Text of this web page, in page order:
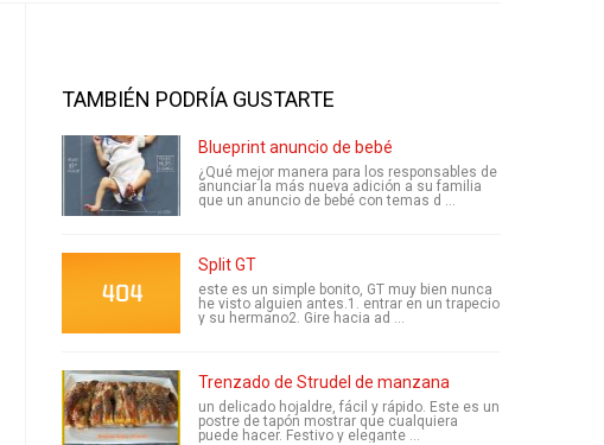
TAMBIÉN PODRÍA GUSTARTE
Blueprint anuncio de bebé
¿Qué mejor manera para los responsables de
anunciar la más nueva adición a su familia
que un anuncio de bebé con temas d ...
Split GT
este es un simple bonito, GT muy bien nunca
he visto alguien antes.1. entrar en un trapecio
y su hermano2. Gire hacia ad ...
Trenzado de Strudel de manzana
un delicado hojaldre, fácil y rápido. Este es un
postre de tapón mostrar que cualquiera
puede hacer. Festivo y elegante ...